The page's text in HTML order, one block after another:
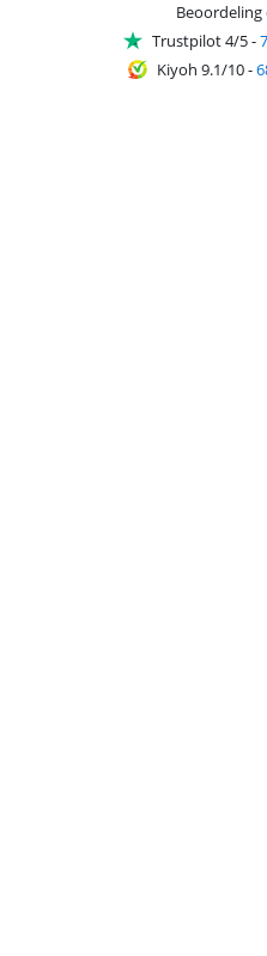
Trustpilot 4/5-
Kiyoh 9.1/10-